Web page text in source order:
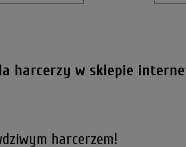
harcerzy w sklepie
harcerzem!